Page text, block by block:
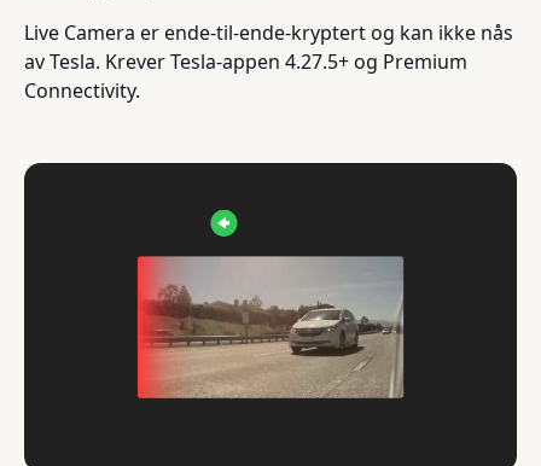
Live Camera er ende-til-ende-kryptert og kan ikke nås
av Tesla. Krever Tesla-appen 4.27.5+ og Premium
Connectivity.